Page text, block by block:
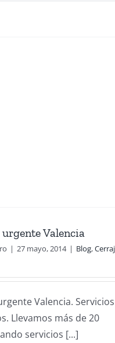
Valencia
| 27 mayo, 2014 | Blog,
Valencia. Servicios
Llevamos más de 20
servicios [...]